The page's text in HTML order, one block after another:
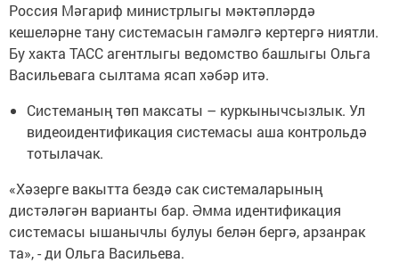
Россия Мәгариф министрлыгы мәктәпләрдә
кешеләрне тану системасын гамәлгә кертергә ниятли.
Бу хакта ТАСС агентлыгы ведомство башлыгы Ольга
Васильевага сылтама ясап хәбәр итә.
Системаның төп максаты – куркынычсызлык. Ул
видеоидентификация системасы аша контрольдә
тотылачак.
«Хәзерге вакытта бездә сак системаларының
дистәләгән варианты бар. Әмма идентификация
системасы ышанычлы булуы белән бергә, арзанрак
та», - ди Ольга Васильева.